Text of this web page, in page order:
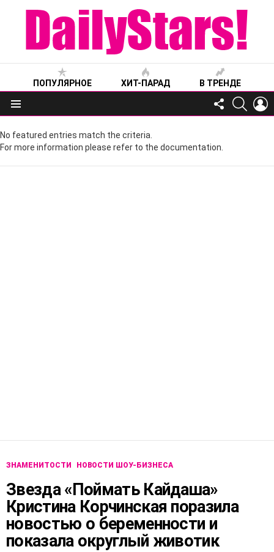
ПОПУЛЯРНОЕ ХИТ-ПАРАД В ТРЕНДЕ
Меню
FOLLOW
US
No featured entries match the criteria.
For more information please refer to the documentation.
ЗНАМЕНИТОСТИ НОВОСТИ ШОУ-БИЗНЕСА
Звезда «Поймать Кайдаша»
Кристина Корчинская поразила
новостью о беременности и
показала округлый животик